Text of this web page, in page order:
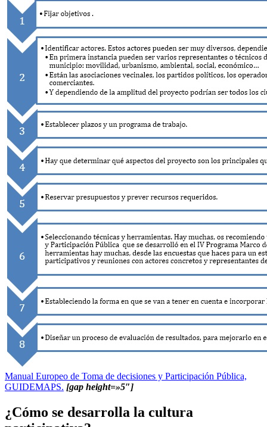
Manual Europeo de Toma de decisiones y Participación Pública,
GUIDEMAPS. [gap height=»5″]
¿Cómo se desarrolla la cultura